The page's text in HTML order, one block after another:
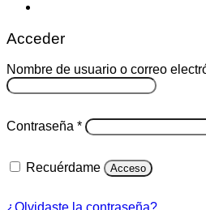
Acceder
Nombre de usuario o correo
Contraseña *Obligatorio
Recuérdame Acceso